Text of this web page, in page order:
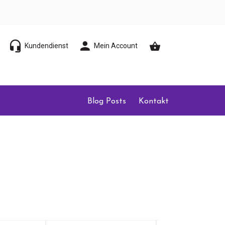
Kundendienst Mein Account
Blog Posts Kontakt